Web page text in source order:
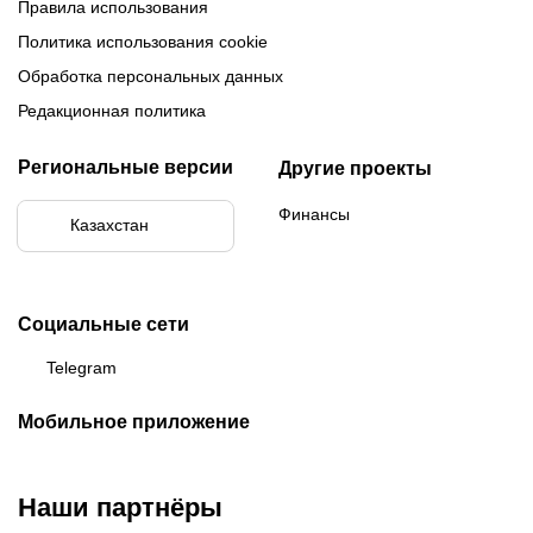
Правила использования
Политика использования cookie
Обработка персональных данных
Редакционная политика
Региональные версии
Казахстан
Другие проекты
Финансы
Социальные сети
Telegram
Мобильное приложение
Наши партнёры